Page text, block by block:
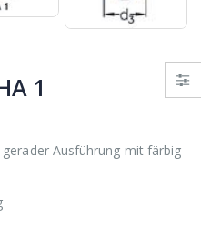
1
Ausführung mit färbig